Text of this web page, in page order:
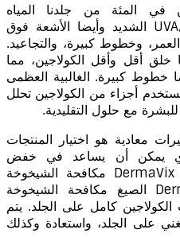
المئة من جلدنا المياه
والكولاجين. تتعرض بشرتنا لUVA الشديد وأيضا الأشعة فوق
وخطوط كبيرة، والتجاعيد.
خلق أقل وأقل الكولاجين، مما
خطوط كبيرة. الغالبية العظمى
أجزاء من الكولاجين تحلل
مع حلول التقليدية.
معادية هو اختيار المنتجات
الذي يمكن أن يساعد في خفض
مؤشرات واضحة للشيخوخة. DermaVix مكافحة الشيخوخة
الفورمولا هو الخيار. DermaVix الصيغ مكافحة الشيخوخة
كامل على الجلد. يتم
على الجلد، واستعادة وكذلك